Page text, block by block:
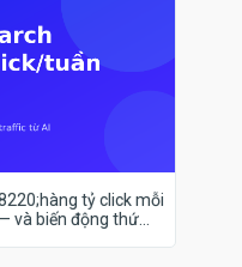
tỷ click mỗi
và biến động thứ